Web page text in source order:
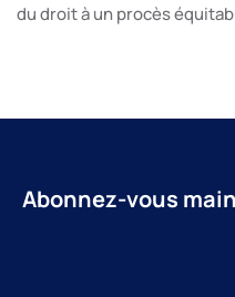
du droit à un procès
Abonnez-vous